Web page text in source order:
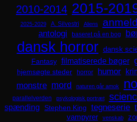
2010-2014 2015-
2025-2029 A. Silvestri Aliens
antologi baseret på en bog
dansk horror dansk
Fantasy filmatiserede bøger
hjemsøgte steder
horror humor
monstre mord naturen går amok
parallelverden psykologisk portræt
spænding Stephen King tegneserie
vampyrer venskab